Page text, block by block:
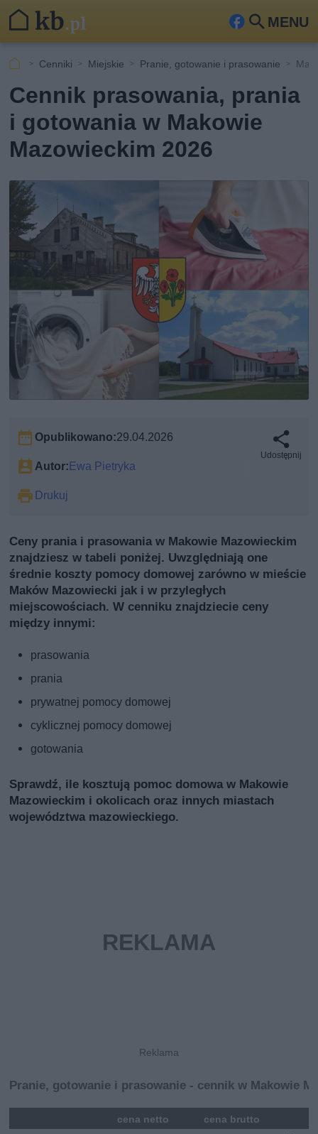
MENU
Fa
ook
Szu
Cenniki Miejskie Pranie, gotowanie i prasowanie
Cennik prasowania, prania
i gotowania w Makowie
Mazowieckim 2026
Opublikowano:29.04.2026
Autor: Ewa Pietryka
Drukuj
Udostępnij
Ceny prania i prasowania w Makowie Mazowieckim
znajdziesz w tabeli poniżej. Uwzględniają one
średnie koszty pomocy domowej zarówno w mieście
Maków Mazowiecki jak i w przyległych
miejscowościach. W cenniku znajdziecie ceny
między innymi:
prasowania
prania
prywatnej pomocy domowej
cyklicznej pomocy domowej
gotowania
Sprawdź, ile kosztują pomoc domowa w Makowie
Mazowieckim i okolicach oraz innych miastach
województwa mazowieckiego.
Pranie, gotowanie i prasowanie - cennik w Makowie
cena netto cena brutto